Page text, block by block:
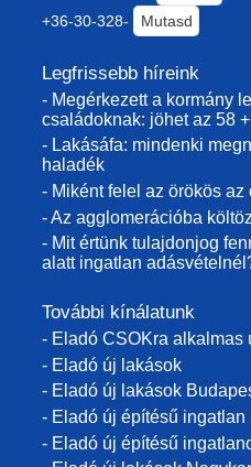
+36-30-328-
Mutasd
Legfrissebb híreink
- Megérkezett a kormány
családoknak: jöhet az 58
- Lakásáfa: mindenki
haladék
- Miként felel az örökös
- Az agglomerációba
- Mit értünk tulajdonjog
alatt ingatlan
További kínálatunk
- Eladó CSOKra alkalmas
- Eladó új lakások
- Eladó új lakások
- Eladó új építésű ingatlan
- Eladó új építésű